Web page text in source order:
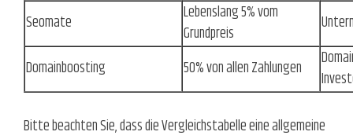
Seomate
Lebenslang 5% vom
Grundpreis
Domainboosting 50% von allen Zahlungen
Bitte beachten Sie, dass die Vergleichstabelle eine allgemeine